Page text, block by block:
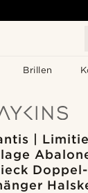
Brillen
|
Doppel-